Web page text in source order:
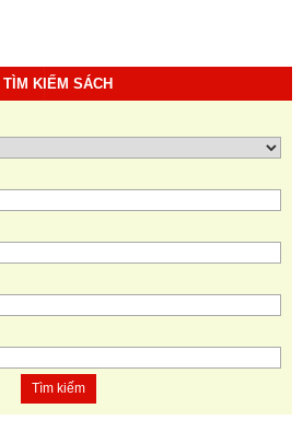
TÌM KIẾM SÁCH
Tìm kiếm